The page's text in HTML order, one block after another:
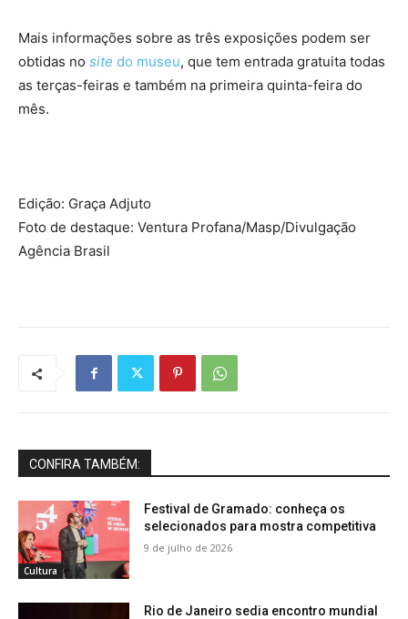
Mais informações sobre as três exposições podem ser
obtidas no site do museu, que tem entrada gratuita todas
as terças-feiras e também na primeira quinta-feira do
mês.
Edição: Graça Adjuto
Foto de destaque: Ventura Profana/Masp/Divulgação
Agência Brasil
CONFIRA TAMBÉM:
Cultura
Festival de Gramado: conheça os
selecionados para mostra competitiva
9 de julho de 2026
Rio de Janeiro sedia encontro mundial